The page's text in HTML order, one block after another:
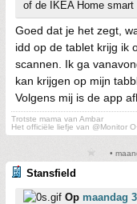
of de IKEA Home smart
Goed dat je het zegt,
idd op de tablet krijg ik
scannen. Ik ga
kan krijgen op mijn
Volgens mij is de app
Trotste mama van Ambar
Het officiële liefje van @Monitor
•
Stansfield
Op maandag